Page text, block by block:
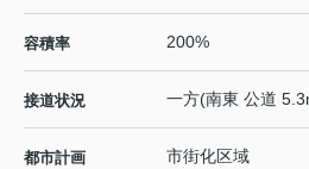
容積率 200%
接道状況 一方(南東 公道
都市計画 市街化区域